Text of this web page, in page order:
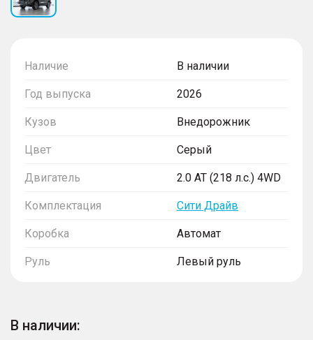
Наличие В наличии
Год выпуска 2026
Кузов Внедорожник
Цвет Серый
Двигатель 2.0 AT (218 л.с.) 4WD
Комплектация Сити Драйв
Коробка Автомат
Руль Левый руль
В наличии: